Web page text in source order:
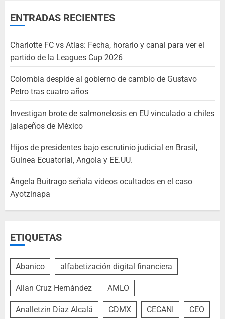
ENTRADAS RECIENTES
Charlotte FC vs Atlas: Fecha, horario y canal para ver el
partido de la Leagues Cup 2026
Colombia despide al gobierno de cambio de Gustavo
Petro tras cuatro años
Investigan brote de salmonelosis en EU vinculado a chiles
jalapeños de México
Hijos de presidentes bajo escrutinio judicial en Brasil,
Guinea Ecuatorial, Angola y EE.UU.
Ángela Buitrago señala videos ocultados en el caso
Ayotzinapa
ETIQUETAS
Abanico alfabetización digital financiera
Allan Cruz Hernández AMLO
Analletzin Díaz Alcalá CDMX CECANI CEO